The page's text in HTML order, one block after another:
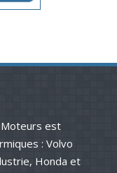
Moteurs est
: Volvo
Honda et